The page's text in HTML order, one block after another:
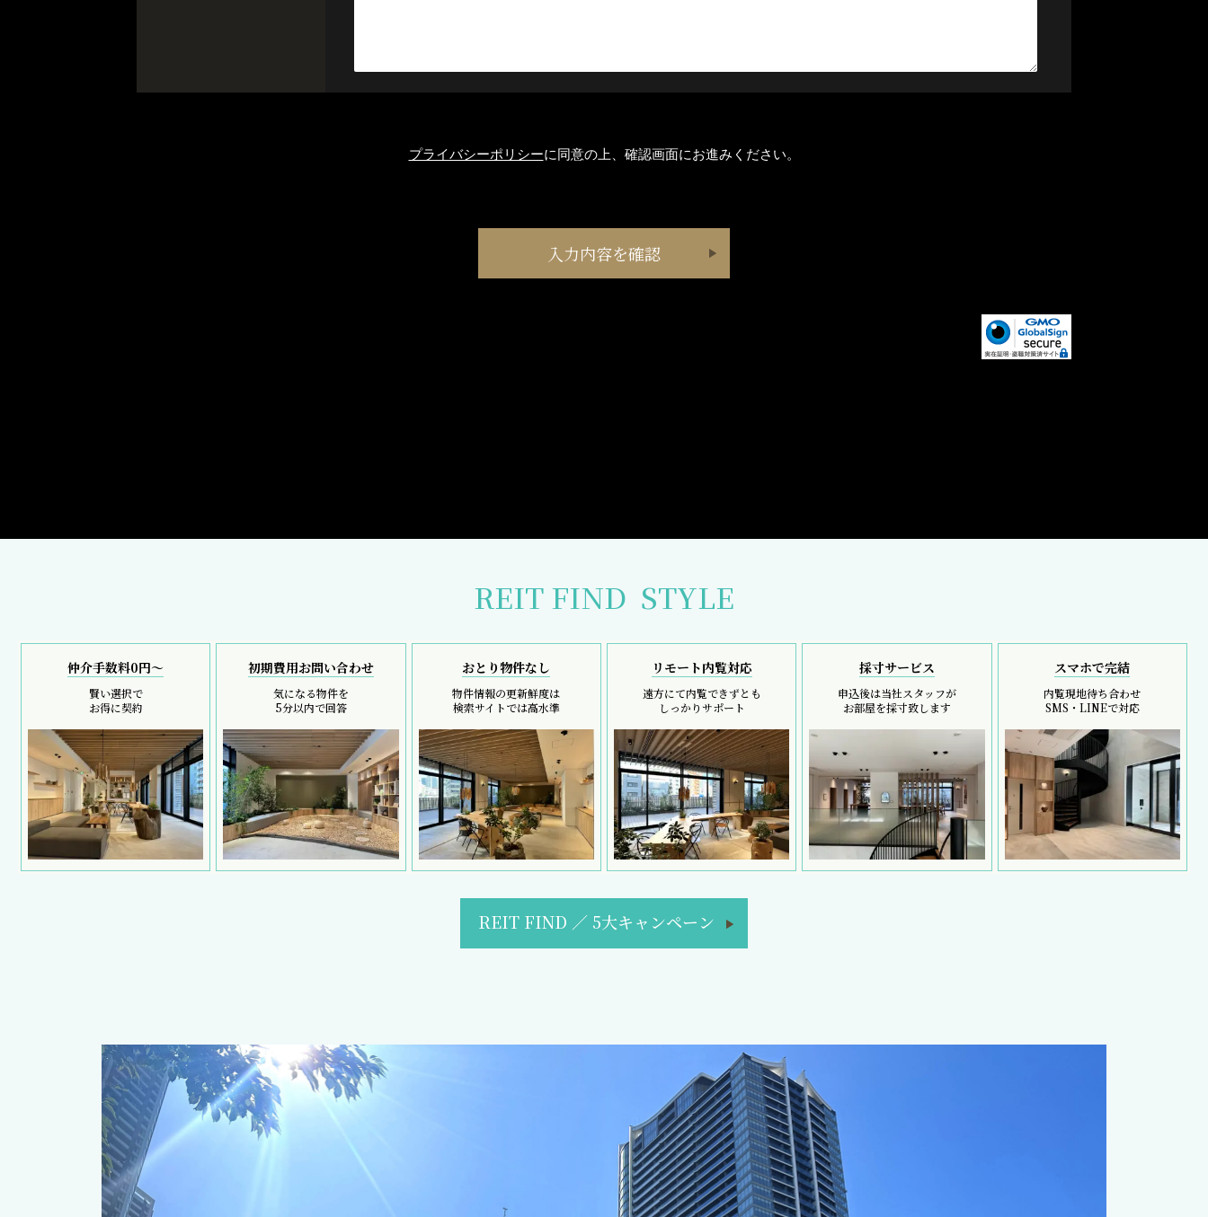
プライバシーポリシーに同意の上、確認画面にお進みください。
REIT FIND STYLE
仲介手数料0円～
賢い選択で
お得に契約
初期費用お問い合わせ
気になる物件を
5分以内で回答
おとり物件なし
物件情報の更新鮮度は
検索サイトでは高水準
リモート内覧対応
遠方にて内覧できずとも
しっかりサポート
採寸サービス
申込後は当社スタッフが
お部屋を採寸致します
スマホで完結
内覧現地待ち合わせ
SMS・LINEで対応
REIT FIND ／ 5大キャンペーン